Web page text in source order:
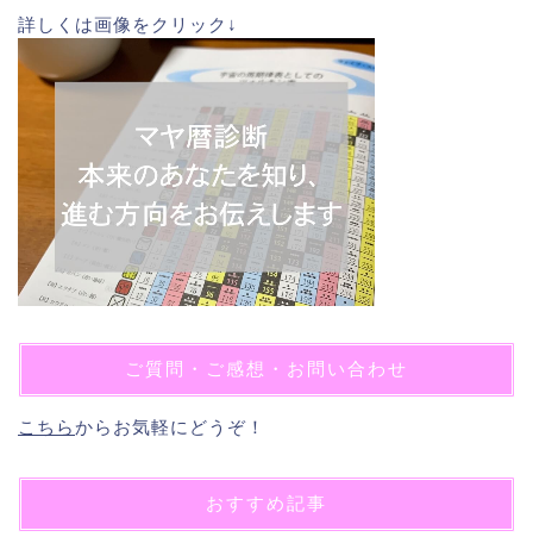
詳しくは画像をクリック↓
ご質問・ご感想・お問い合わせ
こちらからお気軽にどうぞ！
おすすめ記事